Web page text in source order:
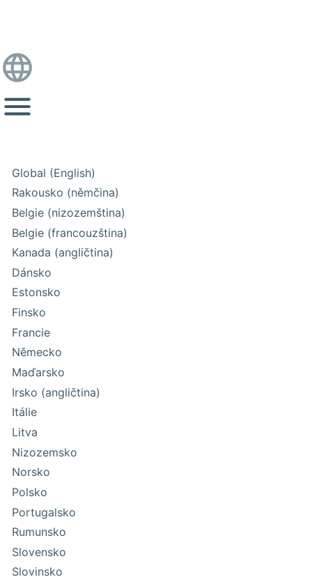
Global (English)
Rakousko (němčina)
Belgie (nizozemština)
Belgie (francouzština)
Kanada (angličtina)
Dánsko
Estonsko
Finsko
Francie
Německo
Maďarsko
Irsko (angličtina)
Itálie
Litva
Nizozemsko
Norsko
Polsko
Portugalsko
Rumunsko
Slovensko
Slovinsko